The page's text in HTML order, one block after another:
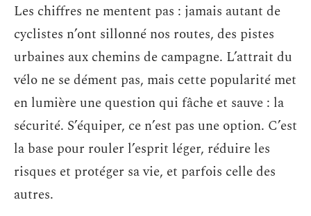
Les chiffres ne mentent pas : jamais autant de
cyclistes n’ont sillonné nos routes, des pistes
urbaines aux chemins de campagne. L’attrait du
vélo ne se dément pas, mais cette popularité met
en lumière une question qui fâche et sauve : la
sécurité. S’équiper, ce n’est pas une option. C’est
la base pour rouler l’esprit léger, réduire les
risques et protéger sa vie, et parfois celle des
autres.